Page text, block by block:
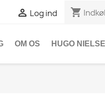
 Log ind shopping_cart
OM OS HUGO